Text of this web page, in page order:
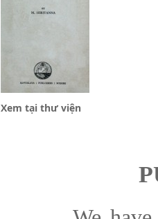
Xem tại thư viện